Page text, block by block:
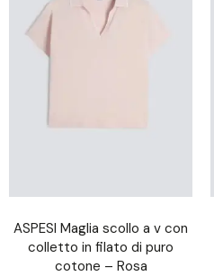
ASPESI Maglia scollo a v con
colletto in filato di puro
cotone – Rosa